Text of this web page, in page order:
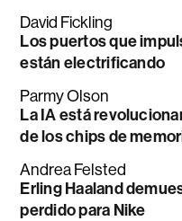
David Fickling
Los puertos que
están electrificando
Parmy Olson
La IA está
de los chips de
Andrea Felsted
Erling Haaland
perdido para Nike